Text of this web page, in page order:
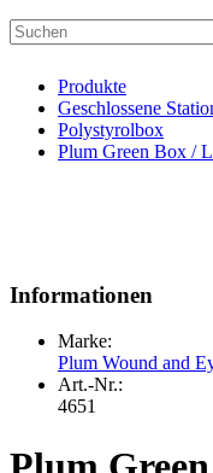
Produkte
Geschlossene
Polystyrolbox
Plum Green Box /
Informationen
Marke:
Plum Wound and
Art.-Nr.:
4651